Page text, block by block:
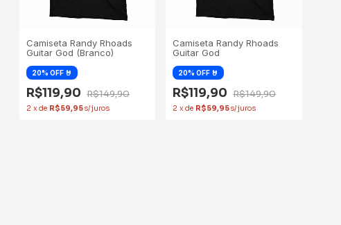
Camiseta Randy Rhoads
Guitar God (Branco)
R$119,90 R$149,90
2 x de R$59,95
Camiseta Randy Rhoads
Guitar God
R$119,90 R$149,90
2 xde R$59,95